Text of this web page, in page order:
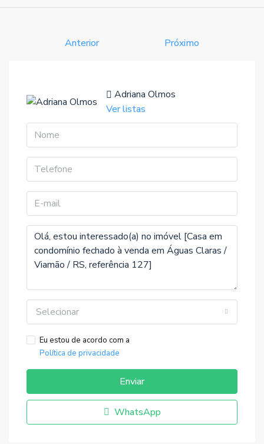
Anterior Próximo
Adriana Olmos
Ver listas
Selecionar
Eu estou de acordo com a
Política de privacidade
Enviar
WhatsApp